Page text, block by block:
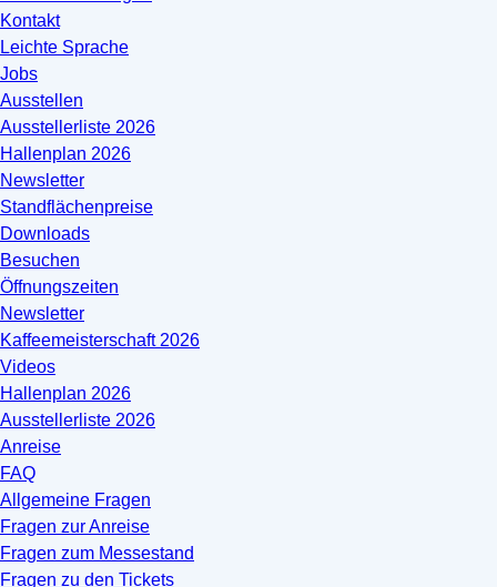
Kontakt
Leichte Sprache
Jobs
Ausstellen
Ausstellerliste 2026
Hallenplan 2026
Newsletter
Standflächenpreise
Downloads
Besuchen
Öffnungszeiten
Newsletter
Kaffeemeisterschaft 2026
Videos
Hallenplan 2026
Ausstellerliste 2026
Anreise
FAQ
Allgemeine Fragen
Fragen zur Anreise
Fragen zum Messestand
Fragen zu den Tickets